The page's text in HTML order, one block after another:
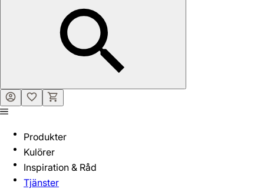
Produkter
Kulörer
Inspiration & Råd
Tjänster